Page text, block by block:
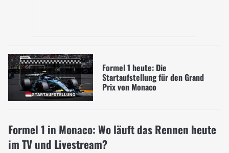
Formel 1 heute: Die
Startaufstellung für den Grand
Prix von Monaco
Formel 1 in Monaco: Wo läuft das Rennen heute
im TV und Livestream?